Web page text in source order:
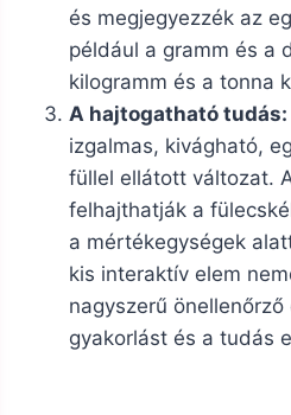
és megjegyezzék az
például a gramm és a
kilogramm és a tonna
A hajtogatható tudás:
izgalmas, kivágható,
füllel ellátott változat.
felhajthatják a
a mértékegységek
kis interaktív elem
nagyszerű
gyakorlást és a tudás